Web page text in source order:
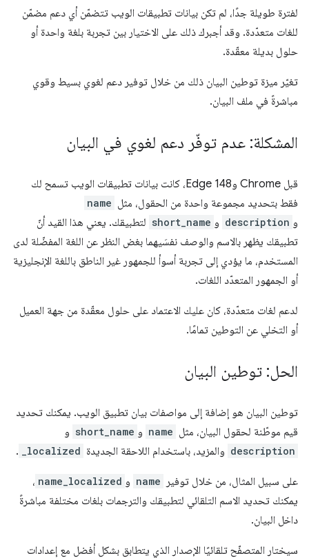
لفترة طويلة جدًا، لم تكن بيانات تطبيقات الويب تتضمّن أي دعم مضمّن
للغات متعدّدة. وقد أجبرك ذلك على الاختيار بين تجربة بلغة واحدة أو
حلول بديلة معقّدة.
تغيّر ميزة توطين البيان ذلك من خلال توفير دعم لغوي بسيط وقوي
مباشرةً في ملف البيان.
المشكلة: عدم توفّر دعم لغوي في البيان
قبل Chrome وEdge 148، كانت بيانات تطبيقات الويب تسمح لك
فقط بتحديد مجموعة واحدة من الحقول، مثل name
و description و short_name لتطبيقك. يعني هذا القيد أنّ
تطبيقك يظهر بالاسم والوصف نفسَيهما بغض النظر عن اللغة المفضّلة لدى
المستخدم، ما يؤدي إلى تجربة أسوأ للجمهور غير الناطق باللغة الإنجليزية
أو الجمهور المتعدّد اللغات.
لدعم لغات متعدّدة، كان عليك الاعتماد على حلول معقّدة من جهة العميل
أو التخلي عن التوطين تمامًا.
الحل: توطين البيان
توطين البيان هو إضافة إلى مواصفات بيان تطبيق الويب. يمكنك تحديد
قيم موطّنة لحقول البيان، مثل name و short_name و
description والمزيد، باستخدام اللاحقة الجديدة _localized
.
على سبيل المثال، من خلال توفير name و name_localized ،
يمكنك تحديد الاسم التلقائي لتطبيقك والترجمات بلغات مختلفة مباشرةً
داخل البيان.
سيختار المتصفّح تلقائيًا الإصدار الذي يتطابق بشكل أفضل مع إعدادات